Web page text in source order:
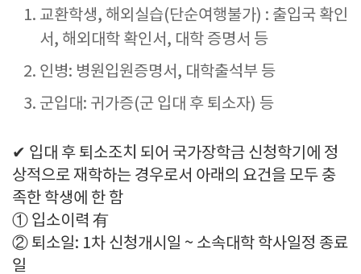
교환학생, 해외실습(단순여행불가) : 출입국 확인
서, 해외대학 확인서, 대학 증명서 등
인병: 병원입원증명서, 대학출석부 등
군입대: 귀가증(군 입대 후 퇴소자) 등
✔ 입대 후 퇴소조치 되어 국가장학금 신청학기에 정
상적으로 재학하는 경우로서 아래의 요건을 모두 충
족한 학생에 한 함
① 입소이력 有
② 퇴소일: 1차 신청개시일 ~ 소속대학 학사일정 종료
일